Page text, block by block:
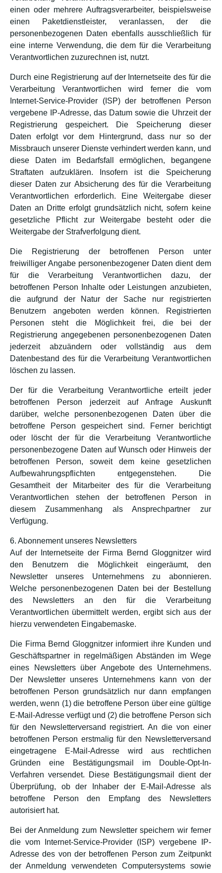
einen oder mehrere Auftragsverarbeiter, beispielsweise
einen Paketdienstleister, veranlassen, der die
personenbezogenen Daten ebenfalls ausschließlich für
eine interne Verwendung, die dem für die Verarbeitung
Verantwortlichen zuzurechnen ist, nutzt.
Durch eine Registrierung auf der Internetseite des für die
Verarbeitung Verantwortlichen wird ferner die vom
Internet-Service-Provider (ISP) der betroffenen Person
vergebene IP-Adresse, das Datum sowie die Uhrzeit der
Registrierung gespeichert. Die Speicherung dieser
Daten erfolgt vor dem Hintergrund, dass nur so der
Missbrauch unserer Dienste verhindert werden kann, und
diese Daten im Bedarfsfall ermöglichen, begangene
Straftaten aufzuklären. Insofern ist die Speicherung
dieser Daten zur Absicherung des für die Verarbeitung
Verantwortlichen erforderlich. Eine Weitergabe dieser
Daten an Dritte erfolgt grundsätzlich nicht, sofern keine
gesetzliche Pflicht zur Weitergabe besteht oder die
Weitergabe der Strafverfolgung dient.
Die Registrierung der betroffenen Person unter
freiwilliger Angabe personenbezogener Daten dient dem
für die Verarbeitung Verantwortlichen dazu, der
betroffenen Person Inhalte oder Leistungen anzubieten,
die aufgrund der Natur der Sache nur registrierten
Benutzern angeboten werden können. Registrierten
Personen steht die Möglichkeit frei, die bei der
Registrierung angegebenen personenbezogenen Daten
jederzeit abzuändern oder vollständig aus dem
Datenbestand des für die Verarbeitung Verantwortlichen
löschen zu lassen.
Der für die Verarbeitung Verantwortliche erteilt jeder
betroffenen Person jederzeit auf Anfrage Auskunft
darüber, welche personenbezogenen Daten über die
betroffene Person gespeichert sind. Ferner berichtigt
oder löscht der für die Verarbeitung Verantwortliche
personenbezogene Daten auf Wunsch oder Hinweis der
betroffenen Person, soweit dem keine gesetzlichen
Aufbewahrungspflichten entgegenstehen. Die
Gesamtheit der Mitarbeiter des für die Verarbeitung
Verantwortlichen stehen der betroffenen Person in
diesem Zusammenhang als Ansprechpartner zur
Verfügung.
6. Abonnement unseres Newsletters
Auf der Internetseite der Firma Bernd Gloggnitzer wird
den Benutzern die Möglichkeit eingeräumt, den
Newsletter unseres Unternehmens zu abonnieren.
Welche personenbezogenen Daten bei der Bestellung
des Newsletters an den für die Verarbeitung
Verantwortlichen übermittelt werden, ergibt sich aus der
hierzu verwendeten Eingabemaske.
Die Firma Bernd Gloggnitzer informiert ihre Kunden und
Geschäftspartner in regelmäßigen Abständen im Wege
eines Newsletters über Angebote des Unternehmens.
Der Newsletter unseres Unternehmens kann von der
betroffenen Person grundsätzlich nur dann empfangen
werden, wenn (1) die betroffene Person über eine gültige
E-Mail-Adresse verfügt und (2) die betroffene Person sich
für den Newsletterversand registriert. An die von einer
betroffenen Person erstmalig für den Newsletterversand
eingetragene E-Mail-Adresse wird aus rechtlichen
Gründen eine Bestätigungsmail im Double-Opt-In-
Verfahren versendet. Diese Bestätigungsmail dient der
Überprüfung, ob der Inhaber der E-Mail-Adresse als
betroffene Person den Empfang des Newsletters
autorisiert hat.
Bei der Anmeldung zum Newsletter speichern wir ferner
die vom Internet-Service-Provider (ISP) vergebene IP-
Adresse des von der betroffenen Person zum Zeitpunkt
der Anmeldung verwendeten Computersystems sowie